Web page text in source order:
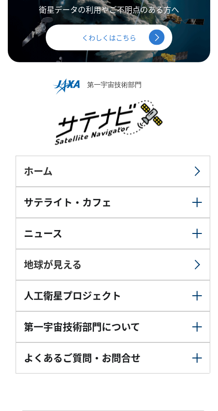
衛星データの利用やご不明点のある方へ
くわしくはこちら
ホーム
サテライト・カフェ
ニュース
地球が見える
人工衛星プロジェクト
第一宇宙技術部門について
よくあるご質問・お問合せ